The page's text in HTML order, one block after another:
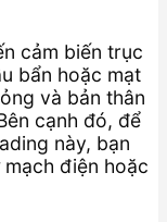
cảm biến trục
bẩn hoặc mạt
và bản thân
cạnh đó, để
này, bạn
điện hoặc